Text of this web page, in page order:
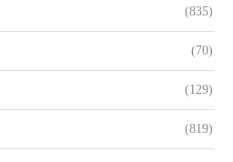
(835)
(70)
(129)
(819)